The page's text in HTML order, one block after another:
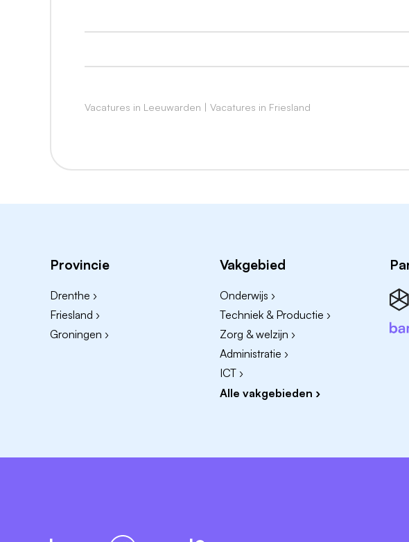
Korting op je sportabonnement, korting op én een
Een jaarcontract.
Solliciteren?
Heb je vragen?
06-53636985
Sander Jassies
06-13693842
Zo gaat het in zijn werk
Wij gaan in gesprek
Vacatures in Leeuwarden | Vacatures in Friesland
Provincie
Drenthe ›
Friesland ›
Groningen ›
Vakgebied
Onderwijs ›
Techniek & Productie ›
Zorg & welzijn ›
Administratie ›
ICT ›
Alle vakgebieden ›